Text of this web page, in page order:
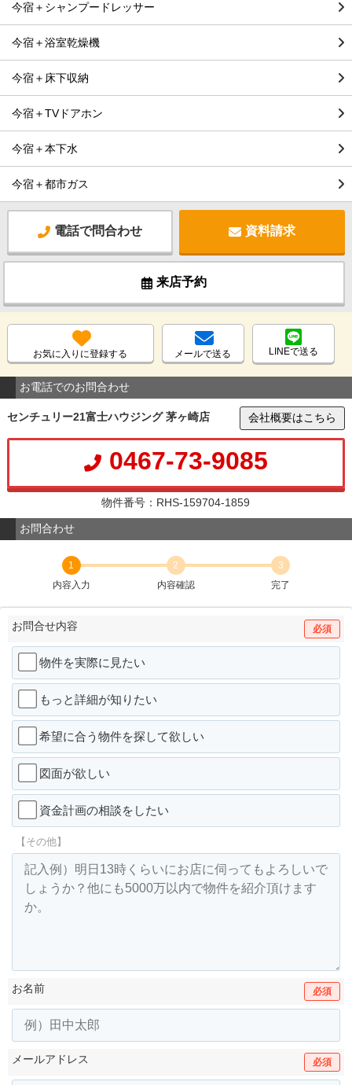
今宿＋シャンプードレッサー
今宿＋浴室乾燥機
今宿＋床下収納
今宿＋TVドアホン
今宿＋本下水
今宿＋都市ガス
電話で問合わせ 資料請求
来店予約
お気に入りに登録する メールで送る LINEで送る
お電話でのお問合わせ
センチュリー21富士ハウジング 茅ヶ崎店 会社概要はこちら
0467-73-9085
物件番号：RHS-159704-1859
お問合わせ
1
内容入力
2
内容確認
3
完了
お問合せ内容 必須
物件を実際に見たい
もっと詳細が知りたい
希望に合う物件を探して欲しい
図面が欲しい
資金計画の相談をしたい
【その他】
お名前 必須
メールアドレス 必須